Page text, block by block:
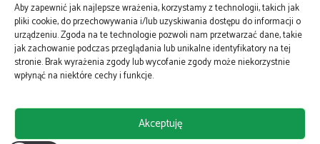
Aby zapewnić jak najlepsze wrażenia, korzystamy z technologii, takich jak
pliki cookie, do przechowywania i/lub uzyskiwania dostępu do informacji o
urządzeniu. Zgoda na te technologie pozwoli nam przetwarzać dane, takie
jak zachowanie podczas przeglądania lub unikalne identyfikatory na tej
stronie. Brak wyrażenia zgody lub wycofanie zgody może niekorzystnie
wpłynąć na niektóre cechy i funkcje.
Akceptuję
PRENUMERATA
NEWSLETTER
MAPY
E-WYDANIE